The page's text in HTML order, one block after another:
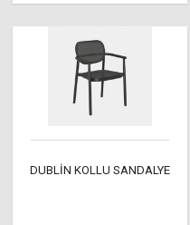
DUBLİN KOLLU SANDALYE